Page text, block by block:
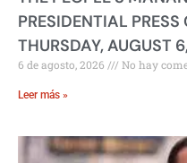
PRESIDENTIAL
THURSDAY, AUGUST
6 de agosto, 2026 No hay
Leer más »